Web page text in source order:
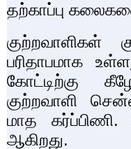
தற்காப்பு
குற்றவாளிகள்
பரிதாபமாக
கோட்டிற்கு
குற்றவாளி
மாத
ஆகிறது.